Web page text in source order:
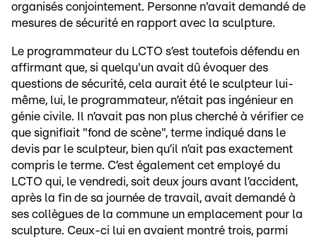
organisés conjointement. Personne n'avait demandé de
mesures de sécurité en rapport avec la sculpture.
Le programmateur du LCTO s’est toutefois défendu en
affirmant que, si quelqu'un avait dû évoquer des
questions de sécurité, cela aurait été le sculpteur lui-
même, lui, le programmateur, n’était pas ingénieur en
génie civile. Il n’avait pas non plus cherché à vérifier ce
que signifiait "fond de scène", terme indiqué dans le
devis par le sculpteur, bien qu’il n’ait pas exactement
compris le terme. C’est également cet employé du
LCTO qui, le vendredi, soit deux jours avant l’accident,
après la fin de sa journée de travail, avait demandé à
ses collègues de la commune un emplacement pour la
sculpture. Ceux-ci lui en avaient montré trois, parmi